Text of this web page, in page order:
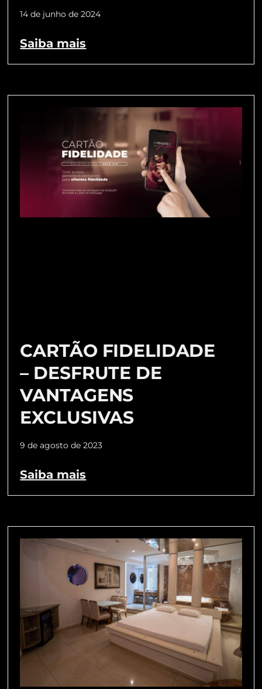
14 de junho de 2024
Saiba mais
CARTÃO FIDELIDADE
– DESFRUTE DE
VANTAGENS
EXCLUSIVAS
9 de agosto de 2023
Saiba mais